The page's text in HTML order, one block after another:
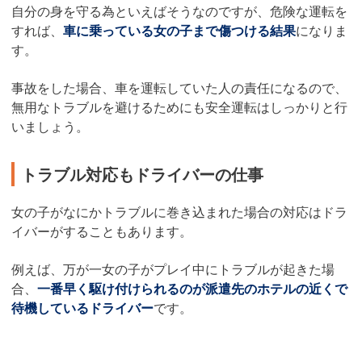
自分の身を守る為といえばそうなのですが、危険な運転を
すれば、 車に乗っている女の子まで傷つける結果になりま
す。
事故をした場合、車を運転していた人の責任になるので、
無用なトラブルを避けるためにも安全運転はしっかりと行
いましょう。
トラブル対応もドライバーの仕事
女の子がなにかトラブルに巻き込まれた場合の対応はドラ
イバーがすることもあります。
例えば、万が一女の子がプレイ中にトラブルが起きた場
合、 一番早く駆け付けられるのが派遣先のホテルの近くで
待機しているドライバーです。